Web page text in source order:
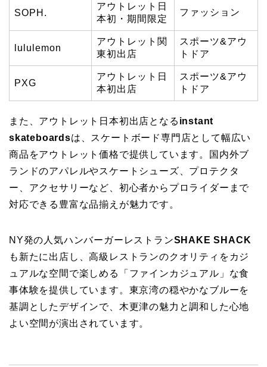
SOPH.
アウトレット日
本初・期間限定
ファッション
lululemon
アウトレット関
東初出店
スポーツ&アウ
トドア
PXG
アウトレット日
本初出店
スポーツ&アウ
トドア
また、アウトレット日本初出店となる instant
skateboardsは、スケートボード専門店として幅広い
商品をアウトレット価格で提供しています。国内外ブ
ランドのアパレルやスケートシューズ、プロテクタ
ー、アクセサリーなど、初心者からプロライダーまで
対応できる豊富な品揃えが魅力です。
NY発の人気ハンバーガーレストランSHAKE SHACK
も新たに出店し、高級レストランのクオリティをカジ
ュアルな空間で楽しめる「ファインカジュアル」な食
事体験を提供しています。東京湾の穏やかなブルーを
基調としたデザインで、木更津の魅力と調和した心地
よい空間が演出されています。